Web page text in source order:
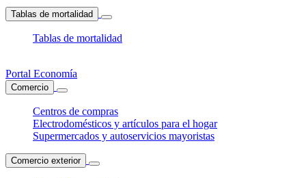
Tablas de mortalidad
Tablas de mortalidad
Portal Economía
Comercio
Centros de compras
Electrodomésticos y artículos para el hogar
Supermercados y autoservicios mayoristas
Comercio exterior